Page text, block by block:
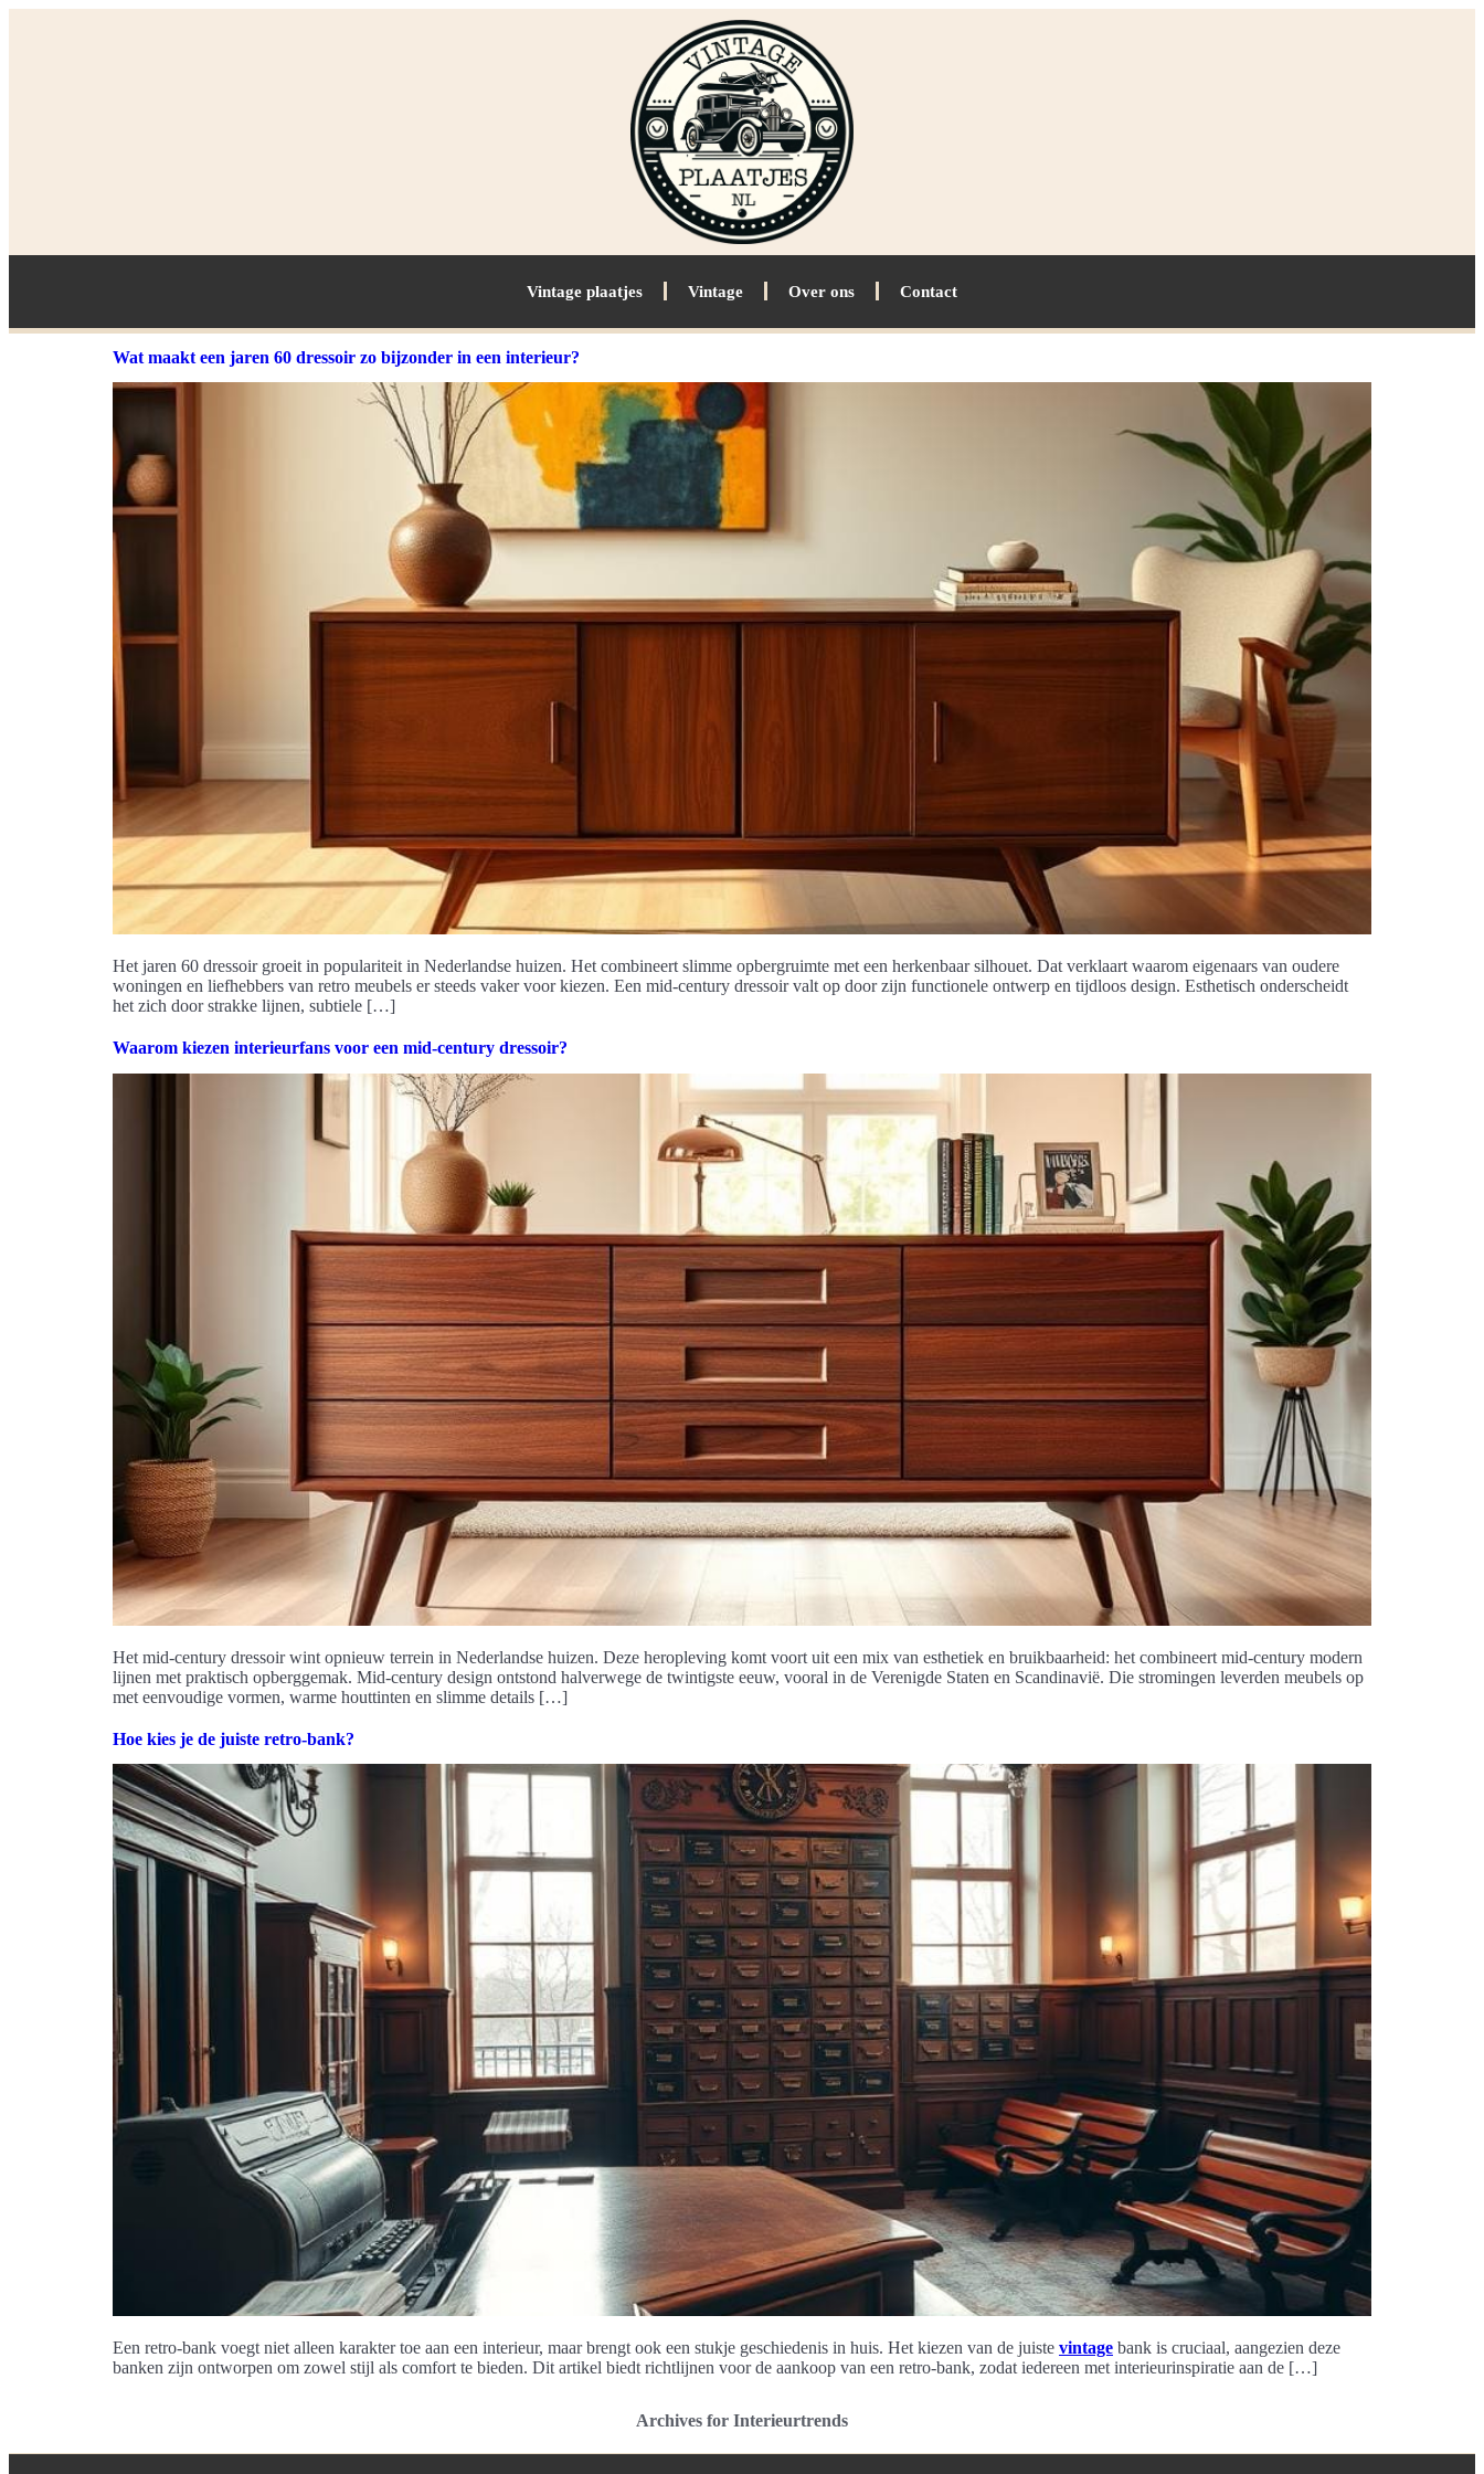
Vintage plaatjes Vintage Over ons Contact
Wat maakt een jaren 60 dressoir zo bijzonder in een interieur?
Het jaren 60 dressoir groeit in populariteit in Nederlandse huizen. Het combineert slimme opbergruimte met een herkenbaar silhouet. Dat verklaart waarom eigenaars van oudere
woningen en liefhebbers van retro meubels er steeds vaker voor kiezen. Een mid-century dressoir valt op door zijn functionele ontwerp en tijdloos design. Esthetisch onderscheidt
het zich door strakke lijnen, subtiele […]
Waarom kiezen interieurfans voor een mid-century dressoir?
Het mid-century dressoir wint opnieuw terrein in Nederlandse huizen. Deze heropleving komt voort uit een mix van esthetiek en bruikbaarheid: het combineert mid-century modern
lijnen met praktisch opberggemak. Mid-century design ontstond halverwege de twintigste eeuw, vooral in de Verenigde Staten en Scandinavië. Die stromingen leverden meubels op
met eenvoudige vormen, warme houttinten en slimme details […]
Hoe kies je de juiste retro-bank?
Een retro-bank voegt niet alleen karakter toe aan een interieur, maar brengt ook een stukje geschiedenis in huis. Het kiezen van de juiste vintage bank is cruciaal, aangezien deze
banken zijn ontworpen om zowel stijl als comfort te bieden. Dit artikel biedt richtlijnen voor de aankoop van een retro-bank, zodat iedereen met interieurinspiratie aan de […]
Archives for Interieurtrends